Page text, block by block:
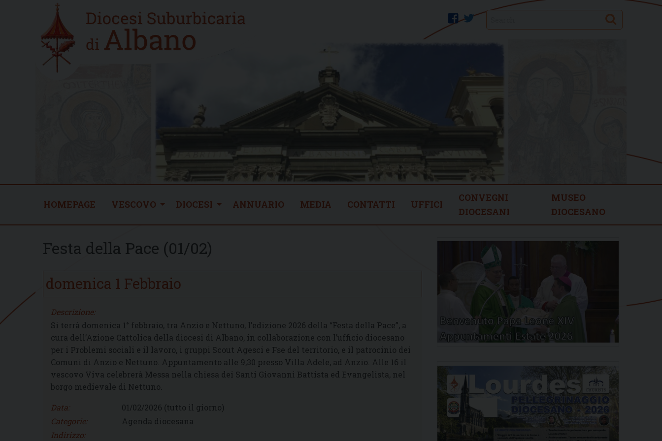
Home
new
twitter
facebook Search
HOMEPAGE VESCOVO DIOCESI ANNUARIO MEDIA CONTATTI UFFICI
CONVEGNI
DIOCESANI
MUSEO
DIOCESANO
Festa della Pace (01/02)
domenica 1 Febbraio
Descrizione:
Si terrà domenica 1° febbraio, tra Anzio e Nettuno, l’edizione 2026 della “Festa della Pace”, a
cura dell’Azione Cattolica della diocesi di Albano, in collaborazione con l’ufficio diocesano
per i Problemi sociali e il lavoro, i gruppi Scout Agesci e Fse del territorio, e il patrocinio dei
Comuni di Anzio e Nettuno. Appuntamento alle 9,30 presso Villa Adele, ad Anzio. Alle 16 il
vescovo Viva celebrerà Messa nella chiesa dei Santi Giovanni Battista ed Evangelista, nel
borgo medievale di Nettuno.
Data:
01/02/2026 (tutto il giorno)
Categorie:
Agenda diocesana
Indirizzo: